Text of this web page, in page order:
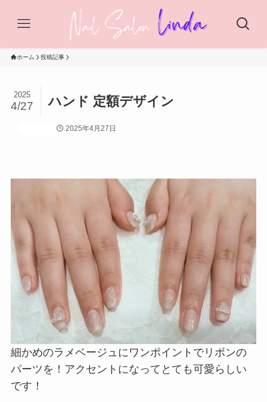
ホーム 投稿記事
ハンド 定額デザイン
2025
4/27
2025年4月27日
細かめのラメベージュにワンポイントでリボンの
パーツを！アクセントになってとても可愛らしい
です！